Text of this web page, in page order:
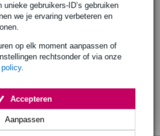
gebruikers-ID’s gebruiken
we je ervaring verbeteren en
op elk moment aanpassen of
rechtsonder of via onze
.
Aanpassen
Accepteren